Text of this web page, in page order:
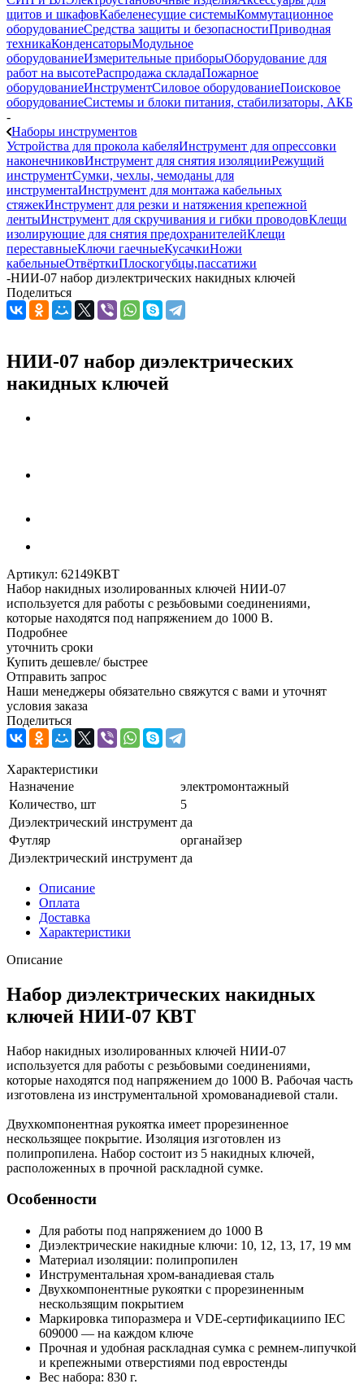
щитов и шкафовКабеленесущие системыКоммутационное
оборудованиеСредства защиты и безопасностиПриводная
техникаКонденсаторыМодульное
оборудованиеИзмерительные приборыОборудование для
работ на высотеРаспродажа складаПожарное
оборудованиеИнструментСиловое оборудованиеПоисковое
оборудованиеСистемы и блоки питания, стабилизаторы, АКБ
-
Наборы инструментов
Устройства для прокола кабеляИнструмент для опрессовки
наконечниковИнструмент для снятия изоляцииРежущий
инструментСумки, чехлы, чемоданы для
инструментаИнструмент для монтажа кабельных
стяжекИнструмент для резки и натяжения крепежной
лентыИнструмент для скручивания и гибки проводовКлещи
изолирующие для снятия предохранителейКлещи
переставныеКлючи гаечныеКусачкиНожи
кабельныеОтвёрткиПлоскогубцы,пассатижи
-НИИ-07 набор диэлектрических накидных ключей
Поделиться
НИИ-07 набор диэлектрических
накидных ключей
Артикул: 62149КВТ
Набор накидных изолированных ключей НИИ-07
используется для работы с резьбовыми соединениями,
которые находятся под напряжением до 1000 В.
Подробнее
уточнить сроки
Купить дешевле/ быстрее
Отправить запрос
Наши менеджеры обязательно свяжутся с вами и уточнят
условия заказа
Поделиться
Характеристики
Назначение
электромонтажный
Количество, шт
5
Диэлектрический инструмент да
Футляр
органайзер
Диэлектрический инструмент да
Описание
Оплата
Доставка
Характеристики
Описание
Набор диэлектрических накидных
ключей НИИ-07 КВТ
Набор накидных изолированных ключей НИИ-07
используется для работы с резьбовыми соединениями,
которые находятся под напряжением до 1000 В. Рабочая часть
изготовлена из инструментальной хромованадиевой стали.
Двухкомпонентная рукоятка имеет прорезиненное
нескользящее покрытие. Изоляция изготовлен из
полипропилена. Набор состоит из 5 накидных ключей,
расположенных в прочной раскладной сумке.
Особенности
Для работы под напряжением до 1000 В
Диэлектрические накидные ключи: 10, 12, 13, 17, 19 мм
Материал изоляции: полипропилен
Инструментальная хром-ванадиевая сталь
Двухкомпонентные рукоятки с прорезиненным
нескользящим покрытием
Маркировка типоразмера и VDE-сертификациипо IEC
609000 — на каждом ключе
Прочная и удобная раскладная сумка с ремнем-липучкой
и крепежными отверстиями под евростенды
Вес набора: 830 г.